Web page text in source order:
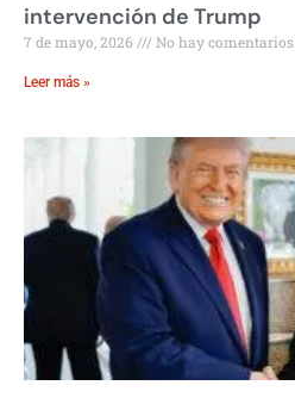
intervención de Trump
7 de mayo, 2026 No hay comentarios
Leer más »